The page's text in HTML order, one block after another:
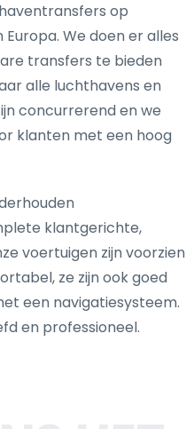
op
We doen er alles
transfers te bieden
alle luchthavens en
concurrerend en we
klanten met een hoog
klantgerichte,
voertuigen zijn voorzien
ze zijn ook goed
een navigatiesysteem.
en professioneel.